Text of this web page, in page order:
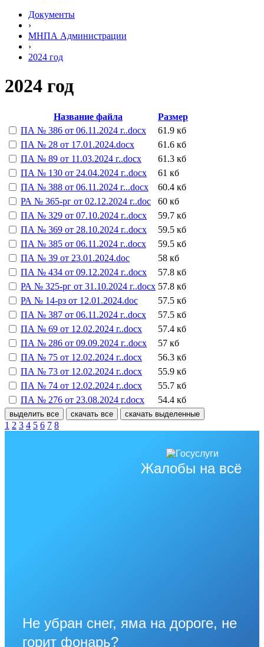
Документы
›
МНПА Администрации
›
2024 год
2024 год
Название файла
Размер
ПА № 386 от 06.11.2024 г..docx
61.9 кб
ПА № 28 от 17.01.2024.docx
61.6 кб
ПА № 89 от 11.03.2024 г..docx
61.3 кб
ПА № 130 от 24.04.2024 г..docx
61 кб
ПА № 388 от 06.11.2024 г...docx
60.4 кб
РА № 365-рг от 02.12.2024 г..doc
60 кб
ПА № 329 от 07.10.2024 г..docx
59.7 кб
ПА № 369 от 28.10.2024 г..docx
59.5 кб
ПА № 385 от 06.11.2024 г..docx
59.5 кб
ПА № 39 от 23.01.2024.doc
58 кб
ПА № 434 от 09.12.2024 г..docx
57.8 кб
РА № 325-рг от 31.10.2024 г..docx 57.8 кб
РА № 14-рз от 12.01.2024.doc
57.5 кб
ПА № 387 от 06.11.2024 г..docx
57.5 кб
ПА № 69 от 12.02.2024 г..docx
57.4 кб
ПА № 286 от 09.09.2024 г..docx
57 кб
ПА № 75 от 12.02.2024 г..docx
56.3 кб
ПА № 73 от 12.02.2024 г..docx
55.9 кб
ПА № 74 от 12.02.2024 г..docx
55.7 кб
ПА № 276 от 23.08.2024 г.docx
54.4 кб
выделить все скачать все скачать выделенные
1 2 3 4 5 6 7 8
Жалобы на всё
Не убран снег, яма на дороге, не
горит фонарь?